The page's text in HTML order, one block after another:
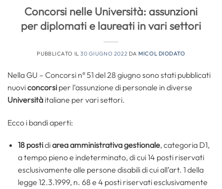
Concorsi nelle Università: assunzioni
per diplomati e laureati in vari settori
PUBBLICATO IL30 GIUGNO 2022 DA MICOL DIODATO
Nella GU – Concorsi n° 51 del 28 giugno sono stati pubblicati
nuoviconcorsi per l’assunzione di personale in diverse
Università italiane per vari settori.
Ecco i bandi aperti:
18 postidiarea amministrativa gestionale, categoria D1,
a tempo pieno e indeterminato, di cui 14 posti riservati
esclusivamente alle persone disabili di cui all’art. 1 della
legge 12.3.1999, n. 68 e 4 posti riservati esclusivamente